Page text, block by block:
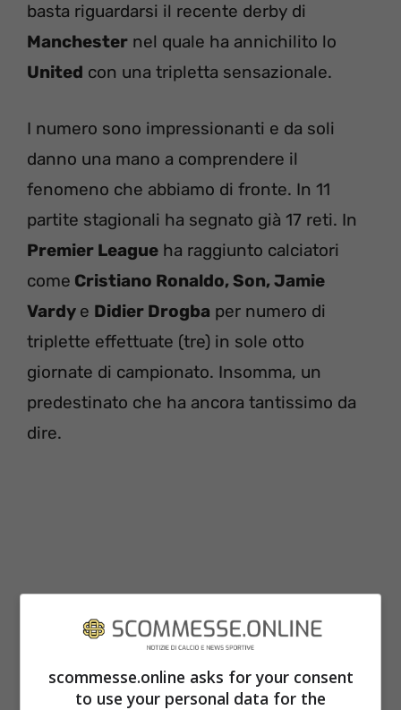
basta riguardarsi il recente derby di
Manchester nel quale ha annichilito lo
United con una tripletta sensazionale.
I numero sono impressionanti e da soli
danno una mano a comprendere il
fenomeno che abbiamo di fronte. In 11
partite stagionali ha segnato già 17 reti. In
Premier League ha raggiunto calciatori
come Cristiano Ronaldo, Son, Jamie
Vardy e Didier Drogba per numero di
triplette effettuate (tre) in sole otto
giornate di campionato. Insomma, un
predestinato che ha ancora tantissimo da
dire.
scommesse.online asks for your consent
to use your personal data for the